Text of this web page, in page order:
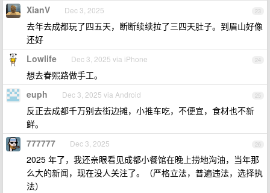
23
XianV Dec 3, 2025
去年去成都玩了四五天，断断续续拉了三四天肚子。到眉山好像
还好
24
Lowlife Dec 3, 2025 via iPhone
想去春熙路做手工。
25
euph Dec 3, 2025 via Android
反正去成都千万别去街边摊，小推车吃，不便宜，食材也不新
鲜。
26
777777 Dec 3, 2025
2025 年了，我还亲眼看见成都小餐馆在晚上捞地沟油，当年那
么大的新闻，现在没人关注了。（严格立法，普遍违法，选择执
法）